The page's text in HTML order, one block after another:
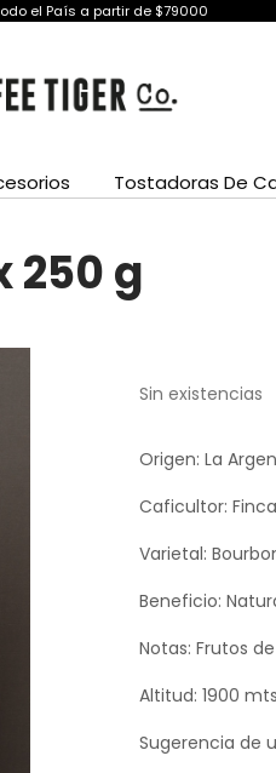
el País a partir de $79000
Tostadoras De
250 g
Sin existencias
Origen: La
Caficultor:
Varietal:
Beneficio:
Notas: Frutos
Altitud: 1900
Sugerencia de